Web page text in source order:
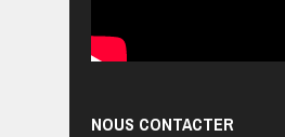
NOUS CONTACTER